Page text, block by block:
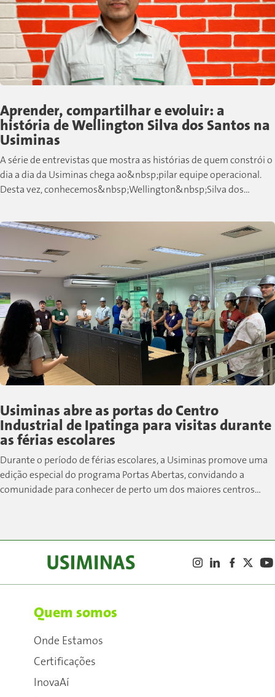
Aprender, compartilhar e evoluir: a
história de Wellington Silva dos Santos na
Usiminas
A série de entrevistas que mostra as histórias de quem constrói o
dia a dia da Usiminas chega ao&nbsp;pilar equipe operacional.
Desta vez, conhecemos&nbsp;Wellington&nbsp;Silva dos
Usiminas abre as portas do Centro
Industrial de Ipatinga para visitas durante
as férias escolares
Durante o período de férias escolares, a Usiminas promove uma
edição especial do programa Portas Abertas, convidando a
comunidade para conhecer de perto um dos maiores centros
Quem somos
Onde Estamos
Certificações
InovaAí